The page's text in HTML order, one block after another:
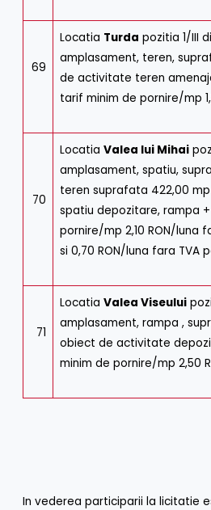
69
Locatia Turda pozitia 1/III
amplasament, teren,
de activitate teren
tarif minim de pornire/mp
70
LocatiaValea lui Mihai
amplasament, spatiu,
teren suprafata 422,00
spatiu depozitare, rampa
pornire/mp 2,10 RON/luna
si 0,70 RON/luna fara TVA
71
LocatiaValea Viseului
amplasament, rampa ,
obiect de activitate
minim de pornire/mp 2,50
In vederea participarii la licitatie